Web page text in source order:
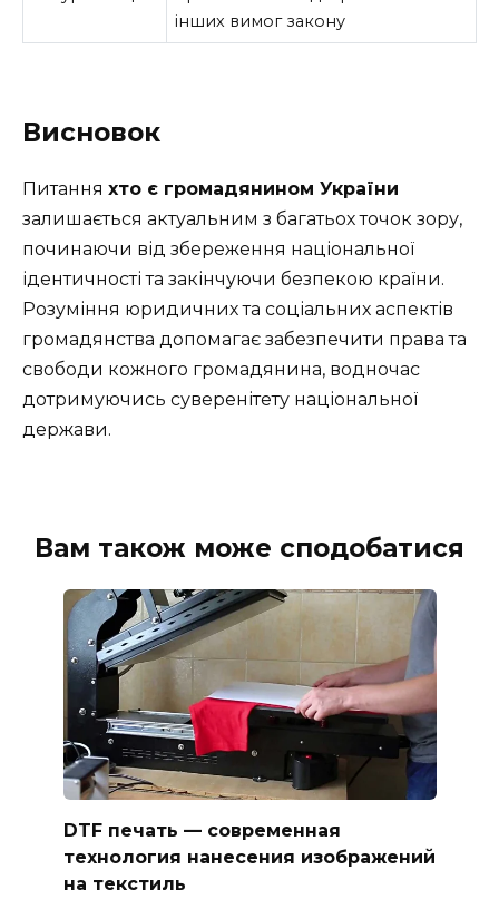
інших вимог закону
Висновок
Питання хто є громадянином України
залишається актуальним з багатьох точок зору,
починаючи від збереження національної
ідентичності та закінчуючи безпекою країни.
Розуміння юридичних та соціальних аспектів
громадянства допомагає забезпечити права та
свободи кожного громадянина, водночас
дотримуючись суверенітету національної
держави.
Вам також може сподобатися
DTF печать — современная
технология нанесения изображений
на текстиль